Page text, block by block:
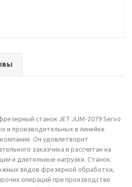
станок JET JUM-2079 Servo
и производительных в линейке
Он удовлетворит
заказчика и рассчитан на
и длительные нагрузки. Станок
видов фрезерной обработки,
операций при производстве